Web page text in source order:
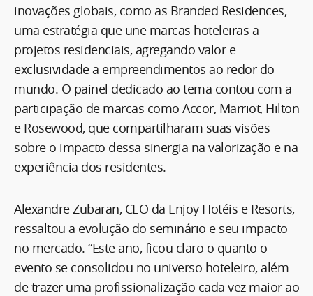
inovações globais, como as Branded Residences,
uma estratégia que une marcas hoteleiras a
projetos residenciais, agregando valor e
exclusividade a empreendimentos ao redor do
mundo. O painel dedicado ao tema contou com a
participação de marcas como Accor, Marriot, Hilton
e Rosewood, que compartilharam suas visões
sobre o impacto dessa sinergia na valorização e na
experiência dos residentes.
Alexandre Zubaran, CEO da Enjoy Hotéis e Resorts,
ressaltou a evolução do seminário e seu impacto
no mercado. “Este ano, ficou claro o quanto o
evento se consolidou no universo hoteleiro, além
de trazer uma profissionalização cada vez maior ao